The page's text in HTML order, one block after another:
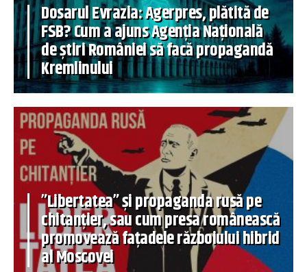
Dosarul Evrazia: Agerpres, plătită de
FSB? Cum a ajuns Agenția Națională
de știri României să facă propagandă
Kremlinului
”Libertatea” și propaganda rusă pe
chitanțier, sau cum presa românească
promovează fațadele războiului hibrid
al Moscovei